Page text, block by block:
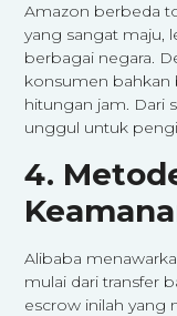
Amazon berbeda
yang sangat maju,
berbagai negara.
konsumen bahkan
hitungan jam. Dari
unggul untuk
4.
Alibaba
mulai dari transfer
escrow inilah yang